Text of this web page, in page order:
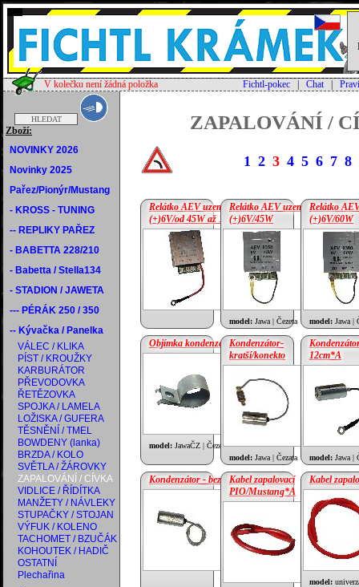
V kolečku není žádná položka Fichtl-pokec Chat|
Zboží:
NOVINKY 2026
Novinky 2025
Pařez/Pionýr/Mustang
- KROSS - TUNING
-- REPLIKY PAŘEZ
- BABETTA 228/210
- Babetta / Stella134
- STADION / JAWETA
--- PÉRÁK 250 / 350
-- Kývačka / Panelka
VÁLEC / KLIKA
PÍST / KROUŽKY
KARBURÁTOR
PŘEVODOVKA
ŘETĚZOVKA
SPOJKA / LAMELA
LOŽISKA / GUFERA
TĚSNĚNÍ / TMEL
BOWDENY (lanka)
BRZDA / KOLO
SVĚTLA / ŽÁROVKY
ZAPALOVÁNÍ / CÍVKA
VIDLICE / ŘÍDÍTKA
MANŽETY / NÁVLEKY
STUPAČKY / STOJAN
VÝFUK / KOLENO
TACHOMET / BZUČÁK
KOHOUTEK / HADIČ
OSTATNÍ
Plechařina
ZAPALOVÁNÍ /
1 2 3 4 5 6 7 8
Relátko AEV uzem.
(+)6V/od 45W až 100W
22.71 €
Relátko AEV uzem.
(+)6V/45W
39.58 €
model: Jawa | Čezeta
Relátko
(+)6V/60W
model: Jawa |
Objímka kondenzátoru
model: JawaČZ | Čezeta
Kondenzátor-
kratší/konekto
cena:2.29 €
model: Jawa | Čezata
12cm*A
model: Jawa |
Kondenzátor - bez očkaKabel zapalovací
PIO/Mustang*A
cena:
Kabel
model: